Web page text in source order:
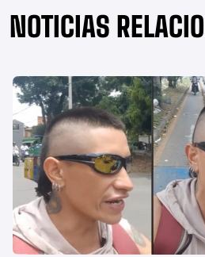
NOTICIAS